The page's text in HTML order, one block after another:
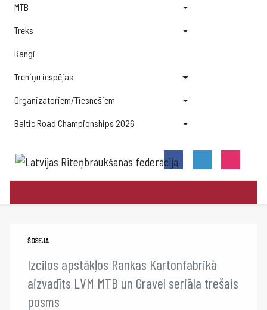
MTB
Treks
Rangi
Treniņu iespējas
Organizatoriem/Tiesnešiem
Baltic Road Championships 2026
ŠOSEJA
Izcilos apstākļos Rankas Kartonfabrikā
aizvadīts LVM MTB un Gravel seriāla trešais
posms